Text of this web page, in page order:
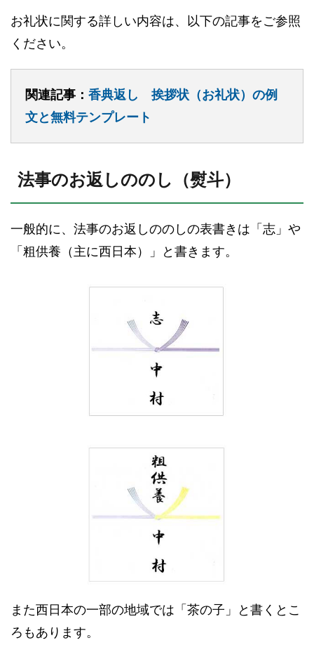
お礼状に関する詳しい内容は、以下の記事をご参照
ください。
関連記事： 香典返し 挨拶状（お礼状）の例
文と無料テンプレート
法事のお返しののし（熨斗）
一般的に、法事のお返しののしの表書きは「志」や
「粗供養（主に西日本）」と書きます。
また西日本の一部の地域では「茶の子」と書くとこ
ろもあります。